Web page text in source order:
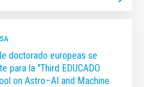
doctorado europeas se
para la "Third EDUCADO
on Astro–AI and Machine